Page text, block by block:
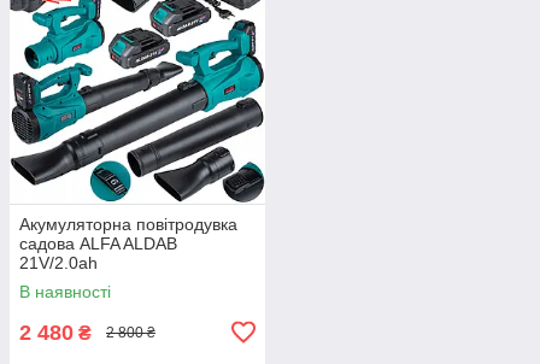
Акумуляторна повітродувка
садова ALFA ALDAB
21V/2.0ah
В наявності
2 480 ₴ 2 800 ₴